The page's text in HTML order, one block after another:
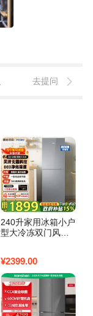
去提问
240升家用冰箱小户
型大冷冻双门风冷
租房宿舍办公小户
型不占地
¥2399.00